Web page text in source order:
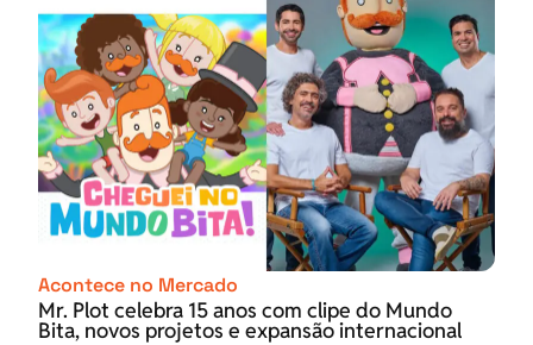
Acontece no Mercado
Mr. Plot celebra 15 anos com clipe do Mundo
Bita, novos projetos e expansão internacional